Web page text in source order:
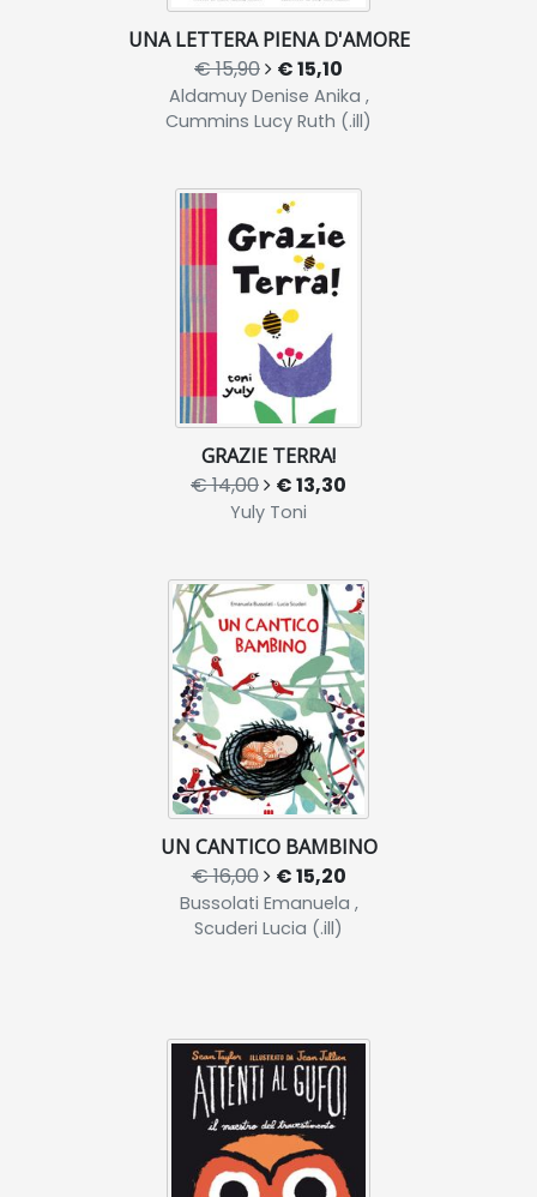
UNA LETTERA PIENA D'AMORE
€ 15,90 € 15,10
Aldamuy Denise Anika ,
Cummins Lucy Ruth (.ill)
GRAZIE TERRA!
€ 14,00 € 13,30
Yuly Toni
UN CANTICO BAMBINO
€ 16,00 € 15,20
Bussolati Emanuela ,
Scuderi Lucia (.ill)